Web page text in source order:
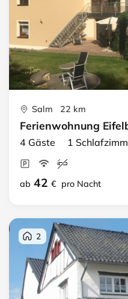
Salm 22 km
Ferienwohnung
4 Gäste 1
ab 42 € pro Nacht
2